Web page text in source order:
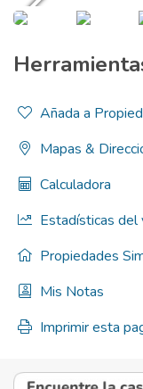
Añada a
Mapas &
Calculadora
Estadísticas del
Propiedades
Mis Notas
Imprimir esta